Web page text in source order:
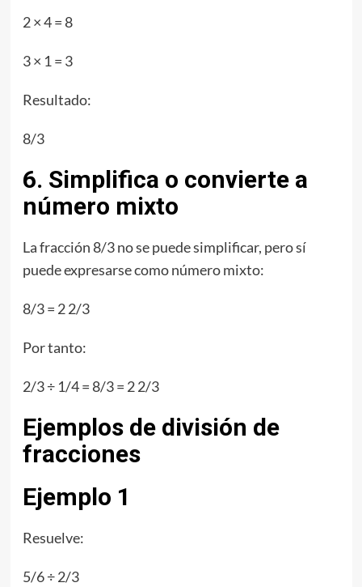
2 × 4 = 8
3 × 1 = 3
Resultado:
8/3
6. Simplifica o convierte a
número mixto
La fracción 8/3 no se puede simplificar, pero sí
puede expresarse como número mixto:
8/3 = 2 2/3
Por tanto:
2/3 ÷ 1/4 = 8/3 = 2 2/3
Ejemplos de división de
fracciones
Ejemplo 1
Resuelve:
5/6 ÷ 2/3